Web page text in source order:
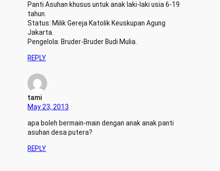
Panti Asuhan khusus untuk anak laki-laki usia 6-19
tahun.
Status: Milik Gereja Katolik Keuskupan Agung
Jakarta.
Pengelola: Bruder-Bruder Budi Mulia.
REPLY
tami
May 23, 2013
apa boleh bermain-main dengan anak anak panti
asuhan desa putera?
REPLY